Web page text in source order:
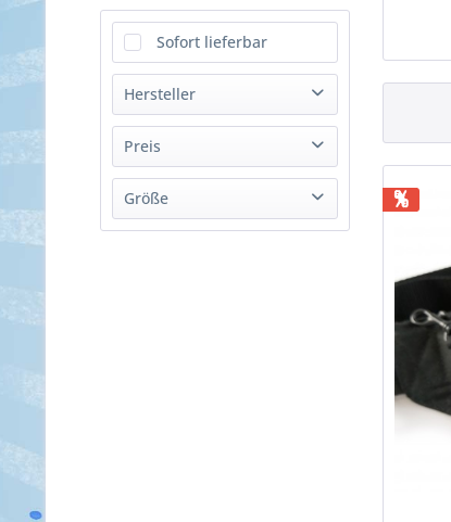
Sofort lieferbar
Hersteller
elektro-skateboard.de
exway
Flora Power
MBS
Preis
von17,91 €bis197,10 €
Größe %